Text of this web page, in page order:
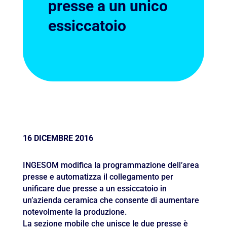
presse a un unico
essiccatoio
16 DICEMBRE 2016
INGESOM modifica la programmazione dell’area
presse e automatizza il collegamento per
unificare due presse a un essiccatoio in
un’azienda ceramica che consente di aumentare
notevolmente la produzione.
La sezione mobile che unisce le due presse è